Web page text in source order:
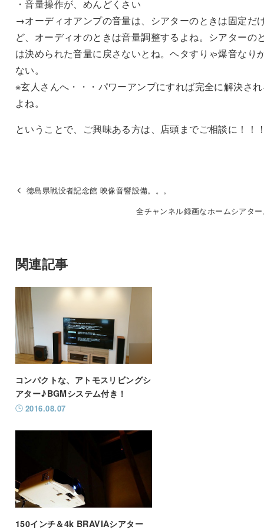
・音量操作が、めんどくさい
→オーディオアンプの音量は、シアターのときは固定だ
ど、オーディオのときは音量調整するよね。シアターの
は決められた音量に戻さないとね。ヘタすりゃ爆音なり
ない。
※玄人さんへ・・・パワーアンプにすれば完全に解決さ
よね。
ということで、ご興味ある方は、店頭までご相談に！！
徳島県戦没者記念館 映像音響設備。。。
全チャンネル録画なホームシアタ
関連記事
コンパクトな、アトモスリビングシ
アター♪BGMシステム付き！
2016.08.07
150インチ＆4k BRAVIAシアター